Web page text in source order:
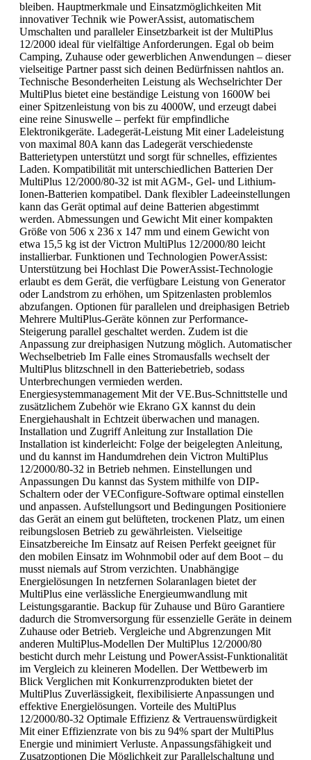
bleiben. Hauptmerkmale und Einsatzmöglichkeiten Mit
innovativer Technik wie PowerAssist, automatischem
Umschalten und paralleler Einsetzbarkeit ist der MultiPlus
12/2000 ideal für vielfältige Anforderungen. Egal ob beim
Camping, Zuhause oder gewerblichen Anwendungen – dieser
vielseitige Partner passt sich deinen Bedürfnissen nahtlos an.
Technische Besonderheiten Leistung als Wechselrichter Der
MultiPlus bietet eine beständige Leistung von 1600W bei
einer Spitzenleistung von bis zu 4000W, und erzeugt dabei
eine reine Sinuswelle – perfekt für empfindliche
Elektronikgeräte. Ladegerät-Leistung Mit einer Ladeleistung
von maximal 80A kann das Ladegerät verschiedenste
Batterietypen unterstützt und sorgt für schnelles, effizientes
Laden. Kompatibilität mit unterschiedlichen Batterien Der
MultiPlus 12/2000/80-32 ist mit AGM-, Gel- und Lithium-
Ionen-Batterien kompatibel. Dank flexibler Ladeeinstellungen
kann das Gerät optimal auf deine Batterien abgestimmt
werden. Abmessungen und Gewicht Mit einer kompakten
Größe von 506 x 236 x 147 mm und einem Gewicht von
etwa 15,5 kg ist der Victron MultiPlus 12/2000/80 leicht
installierbar. Funktionen und Technologien PowerAssist:
Unterstützung bei Hochlast Die PowerAssist-Technologie
erlaubt es dem Gerät, die verfügbare Leistung von Generator
oder Landstrom zu erhöhen, um Spitzenlasten problemlos
abzufangen. Optionen für parallelen und dreiphasigen Betrieb
Mehrere MultiPlus-Geräte können zur Performance-
Steigerung parallel geschaltet werden. Zudem ist die
Anpassung zur dreiphasigen Nutzung möglich. Automatischer
Wechselbetrieb Im Falle eines Stromausfalls wechselt der
MultiPlus blitzschnell in den Batteriebetrieb, sodass
Unterbrechungen vermieden werden.
Energiesystemmanagement Mit der VE.Bus-Schnittstelle und
zusätzlichem Zubehör wie Ekrano GX kannst du dein
Energiehaushalt in Echtzeit überwachen und managen.
Installation und Zugriff Anleitung zur Installation Die
Installation ist kinderleicht: Folge der beigelegten Anleitung,
und du kannst im Handumdrehen dein Victron MultiPlus
12/2000/80-32 in Betrieb nehmen. Einstellungen und
Anpassungen Du kannst das System mithilfe von DIP-
Schaltern oder der VEConfigure-Software optimal einstellen
und anpassen. Aufstellungsort und Bedingungen Positioniere
das Gerät an einem gut belüfteten, trockenen Platz, um einen
reibungslosen Betrieb zu gewährleisten. Vielseitige
Einsatzbereiche Im Einsatz auf Reisen Perfekt geeignet für
den mobilen Einsatz im Wohnmobil oder auf dem Boot – du
musst niemals auf Strom verzichten. Unabhängige
Energielösungen In netzfernen Solaranlagen bietet der
MultiPlus eine verlässliche Energieumwandlung mit
Leistungsgarantie. Backup für Zuhause und Büro Garantiere
dadurch die Stromversorgung für essenzielle Geräte in deinem
Zuhause oder Betrieb. Vergleiche und Abgrenzungen Mit
anderen MultiPlus-Modellen Der MultiPlus 12/2000/80
besticht durch mehr Leistung und PowerAssist-Funktionalität
im Vergleich zu kleineren Modellen. Der Wettbewerb im
Blick Verglichen mit Konkurrenzprodukten bietet der
MultiPlus Zuverlässigkeit, flexibilisierte Anpassungen und
effektive Energielösungen. Vorteile des MultiPlus
12/2000/80-32 Optimale Effizienz & Vertrauenswürdigkeit
Mit einer Effizienzrate von bis zu 94% spart der MultiPlus
Energie und minimiert Verluste. Anpassungsfähigkeit und
Zusatzoptionen Die Möglichkeit zur Parallelschaltung und